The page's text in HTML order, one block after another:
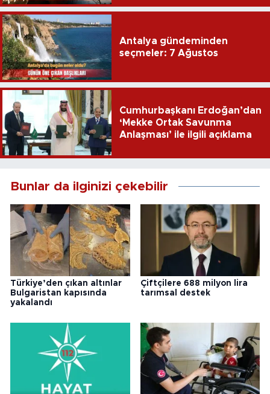
Antalya gündeminden
seçmeler: 7 Ağustos
Cumhurbaşkanı Erdoğan’dan
‘Mekke Ortak Savunma
Anlaşması’ ile ilgili açıklama
Bunlar da ilginizi çekebilir
Türkiye’den çıkan altınlar
Bulgaristan kapısında
yakalandı
Çiftçilere 688 milyon lira
tarımsal destek